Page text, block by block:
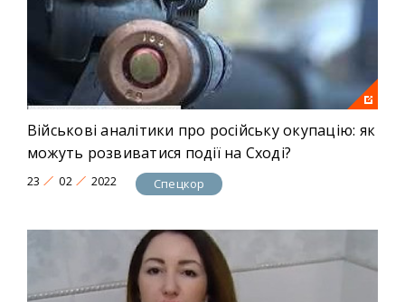
Військові аналітики про російську окупацію: як
можуть розвиватися події на Сході?
23 02 2022 Спецкор